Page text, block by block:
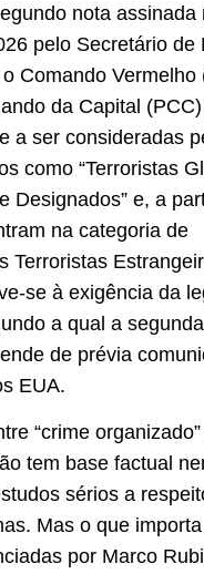
nota assinada
pelo Secretário de
Comando Vermelho
da Capital
a ser consideradas
como “Terroristas
Designados” e, a
na categoria de
Terroristas
se à exigência da
a qual a segunda
de prévia
EUA.
“crime
tem base factual
sérios a
Mas o que
por Marco